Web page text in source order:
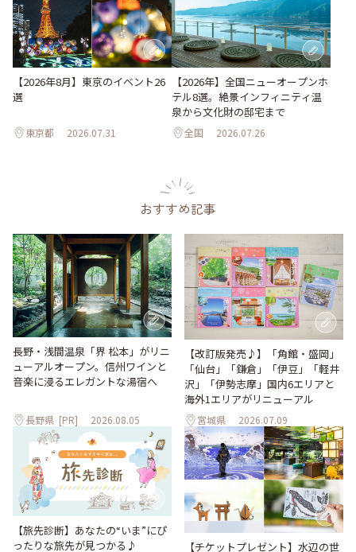
【2026年8月】東京のイベント26
選
東京都 2026.07.31
【2026年】全国ニューオープンホ
テル8選。絶景インフィニティ温
泉から文化財の邸宅まで
全国 2026.07.26
おすすめ記事
長野・浅間温泉「界 松本」がリニ
ューアルオープン。信州ワインと
音楽に浸るエレガントな湯宿へ
長野県 [PR] 2026.08.05
【改訂版発売♪】「角館・盛岡」
「仙台」「鎌倉」「伊豆」「軽井
沢」「伊勢志摩」国内6エリアと
海外1エリアがリニューアル
宮城県 2026.07.09
【旅先診断】あなたの“いま”にぴ
ったりな旅先が見つかる♪
【チケットプレゼント】水辺の世